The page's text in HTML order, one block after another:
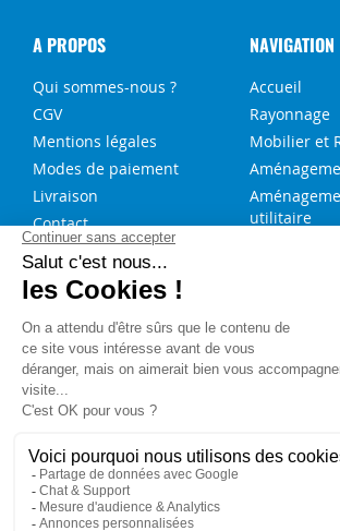
A PROPOS
Qui sommes-nous ?
CGV
Mentions légales
Modes de paiement
Livraison
Contact
NAVIGATION
Accueil
Rayonnage
Mobilier et
utilitaire
NOS SERVICES
FAQ
Blog
Aide au choix rayonnage
Service de montage
Besoin d'aide ?